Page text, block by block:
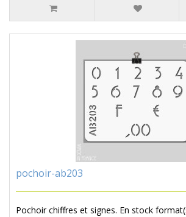
pochoir-ab203
Pochoir chiffres et signes. En stock